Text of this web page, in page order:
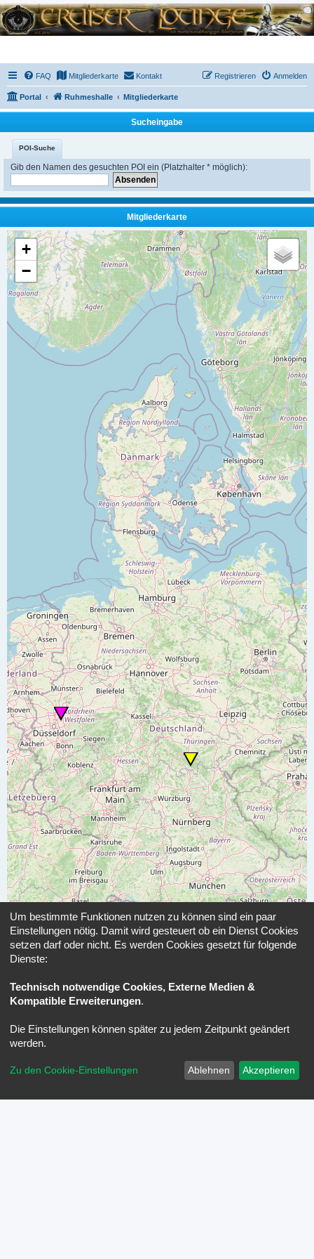
FAQ Mitgliederkarte Kontakt Anmelden
Registrieren
Portal Ruhmeshalle Mitgliederkarte
Sucheingabe
POI-Suche
Gib den Namen des gesuchten POI ein (Platzhalter * möglich):
Mitgliederkarte
+
−
Um bestimmte Funktionen nutzen zu können sind ein paar
Einstellungen nötig. Damit wird gesteuert ob ein Dienst Cookies
setzen darf oder nicht. Es werden Cookies gesetzt für folgende
Dienste:
Technisch notwendige Cookies, Externe Medien &
Kompatible Erweiterungen.
Die Einstellungen können später zu jedem Zeitpunkt geändert
werden.
Zu den Cookie-Einstellungen Ablehnen Akzeptieren